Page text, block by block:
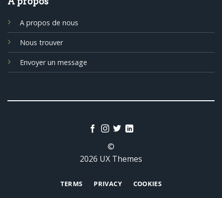
A propos de nous
Nous trouver
Envoyer un message
©
2026 UX Themes
TERMS PRIVACY COOKIES